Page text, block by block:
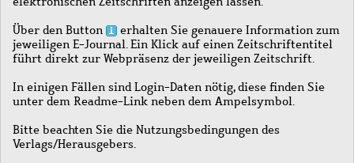
Über den Button
erhalten Sie genauere Information zum
jeweiligen E-Journal. Ein Klick auf einen Zeitschriftentitel
führt direkt zur Webpräsenz der jeweiligen Zeitschrift.
In einigen Fällen sind Login-Daten nötig, diese finden Sie
unter dem Readme-Link neben dem Ampelsymbol.
Bitte beachten Sie die Nutzungsbedingungen des
Verlags/Herausgebers.